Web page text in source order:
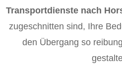
Transportdienste nach
zugeschnitten sind, Ihre
den Übergang so